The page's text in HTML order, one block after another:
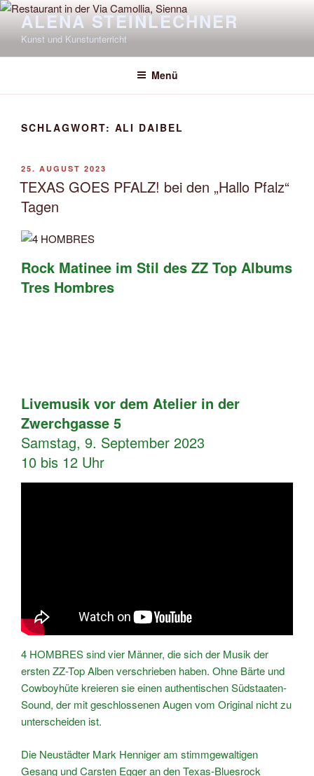
Zum
Inhalt
springen
ALENA STEINLECHNER
Kunst und Kunstunterricht
Menü
SCHLAGWORT: ALI DAIBEL
VERÖFFENTLICHT
AM
25. AUGUST 2023
TEXAS GOES PFALZ! bei den „Hallo Pfalz“
Tagen
Rock Matinee im Stil des ZZ Top Albums
Tres Hombres
Livemusik vor dem Atelier in der
Zwerchgasse 5
Samstag, 9. September 2023
10 bis 12 Uhr
4 HOMBRES sind vier Männer, die sich der Musik der
ersten ZZ-Top Alben verschrieben haben. Ohne Bärte und
Cowboyhüte kreieren sie einen authentischen Südstaaten-
Sound, der mit geschlossenen Augen vom Original nicht zu
unterscheiden ist.
Die Neustädter Mark Henniger am stimmgewaltigen
Gesang und Carsten Egger an den Texas-Bluesrock